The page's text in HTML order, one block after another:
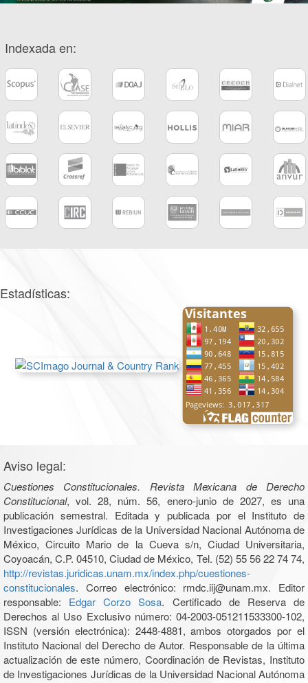
Indexada en:
Estadísticas:
Aviso legal:
Cuestiones Constitucionales. Revista Mexicana de Derecho
Constitucional, vol. 28, núm. 56, enero-junio de 2027, es una
publicación semestral. Editada y publicada por el Instituto de
Investigaciones Jurídicas de la Universidad Nacional Autónoma de
México, Circuito Mario de la Cueva s/n, Ciudad Universitaria,
Coyoacán, C.P. 04510, Ciudad de México, Tel. (52) 55 56 22 74 74,
http://revistas.juridicas.unam.mx/index.php/cuestiones-
constitucionales. Correo electrónico: rmdc.iij@unam.mx. Editor
responsable: Edgar Corzo Sosa. Certificado de Reserva de
Derechos al Uso Exclusivo número: 04-2003-051211533300-102,
ISSN (versión electrónica): 2448-4881, ambos otorgados por el
Instituto Nacional del Derecho de Autor. Responsable de la última
actualización de este número, Coordinación de Revistas, Instituto
de Investigaciones Jurídicas de la Universidad Nacional Autónoma